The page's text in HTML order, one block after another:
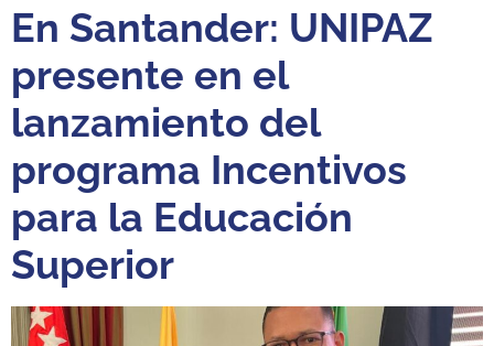
En Santander: UNIPAZ
presente en el
lanzamiento del
programa Incentivos
para la Educación
Superior